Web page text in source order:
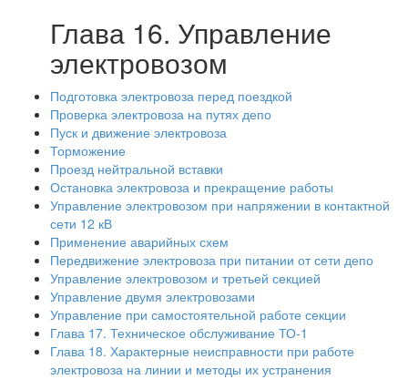
Глава 16. Управление
электровозом
Подготовка электровоза перед поездкой
Проверка электровоза на путях депо
Пуск и движение электровоза
Торможение
Проезд нейтральной вставки
Остановка электровоза и прекращение работы
Управление электровозом при напряжении в контактной
сети 12 кВ
Применение аварийных схем
Передвижение электровоза при питании от сети депо
Управление электровозом и третьей секцией
Управление двумя электровозами
Управление при самостоятельной работе секции
Глава 17. Техническое обслуживание ТО-1
Глава 18. Характерные неисправности при работе
электровоза на линии и методы их устранения